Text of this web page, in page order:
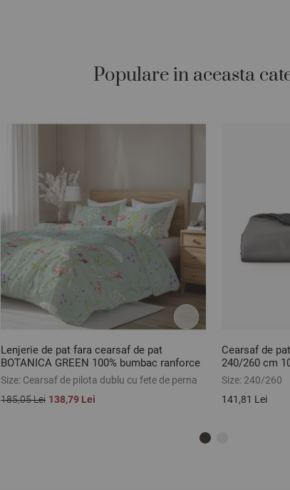
Populare in aceasta
Lenjerie de pat fara cearsaf de pat
BOTANICA GREEN 100% bumbac ranforce
3 piese
Size: Cearsaf de pilota dublu cu fete de perna
185,05 Lei 138,79 Lei
Cearsaf de
240/260 cm
Size: 240/260
141,81 Lei